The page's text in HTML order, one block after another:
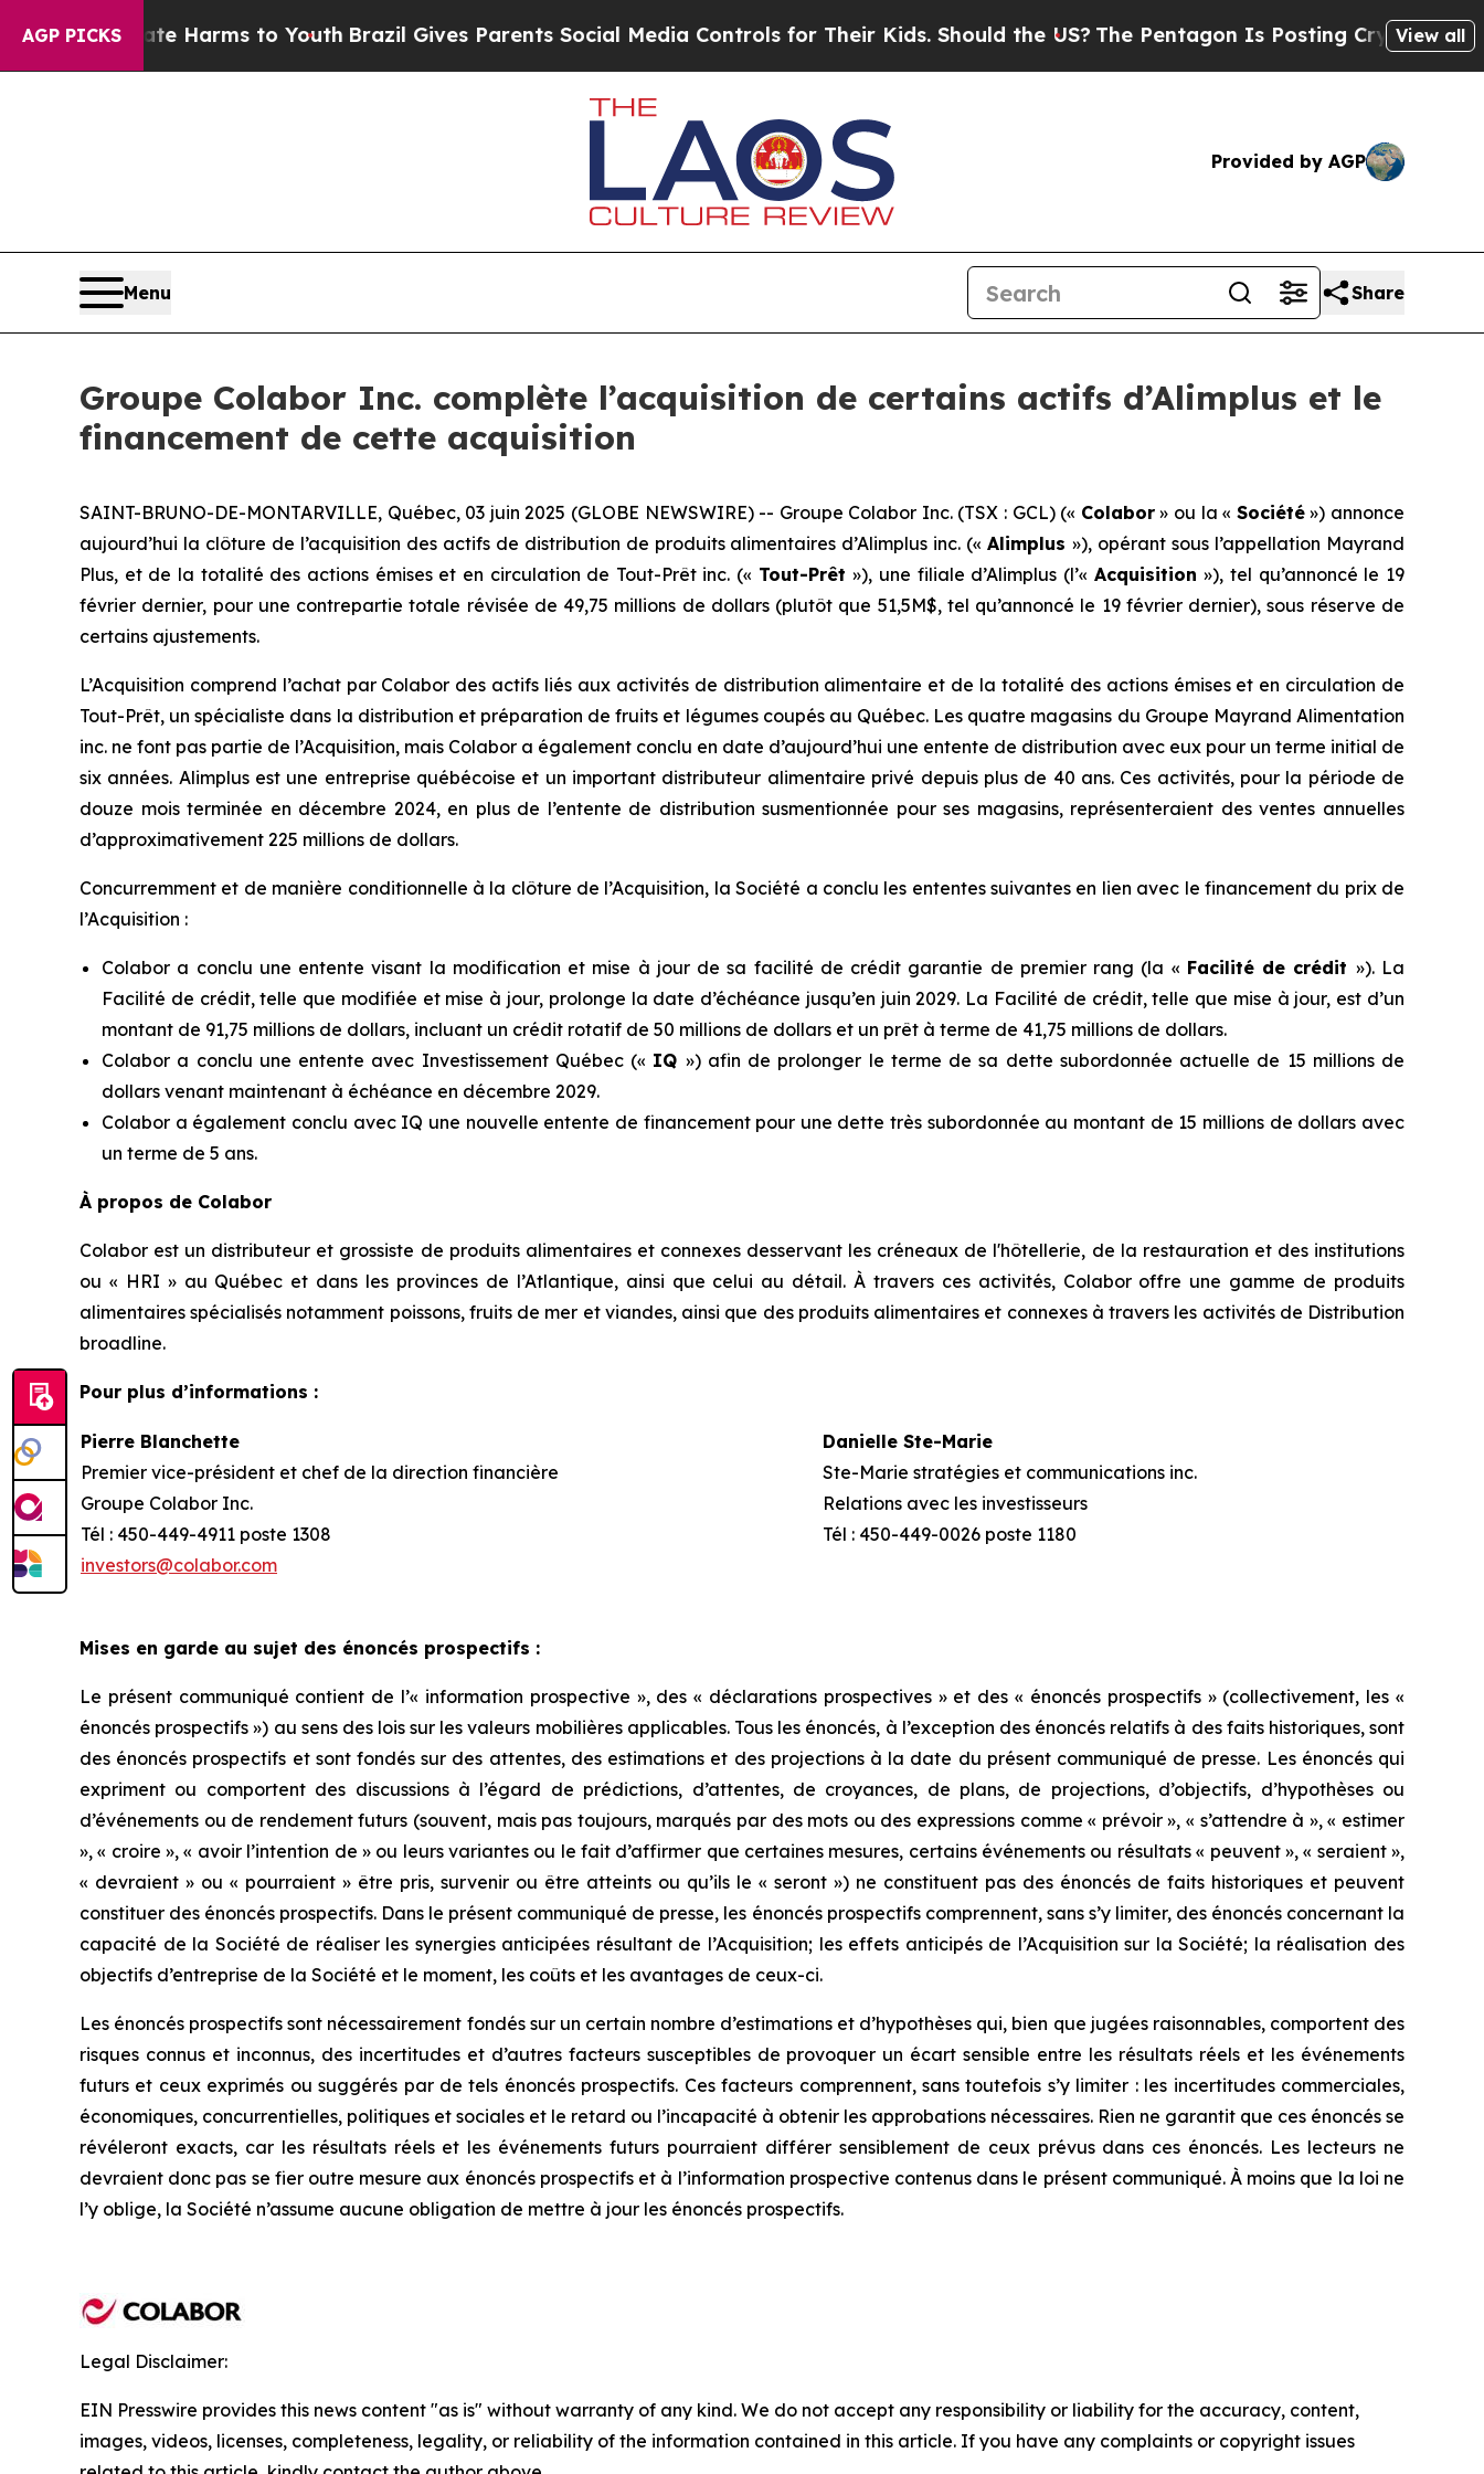
AGP PICKS
Abate Harms to Youth Brazil Gives Parents Social Media Controls for Their Kids. Should the US? The Pentagon Is Posting Cryptic BiblicalView all
Provided by AGP
Menu Share
Groupe Colabor Inc. complète l’acquisition de certains actifs d’Alimplus et le
financement de cette acquisition
SAINT-BRUNO-DE-MONTARVILLE, Québec, 03 juin 2025 (GLOBE NEWSWIRE) -- Groupe Colabor Inc. (TSX : GCL) (« Colabor» ou la « Société») annonce
aujourd’hui la clôture de l’acquisition des actifs de distribution de produits alimentaires d’Alimplus inc. («Alimplus»), opérant sous l’appellation Mayrand
Plus, et de la totalité des actions émises et en circulation de Tout-Prêt inc. (« Tout-Prêt»), une filiale d’Alimplus (l’« Acquisition»), tel qu’annoncé le 19
février dernier, pour une contrepartie totale révisée de 49,75 millions de dollars (plutôt que 51,5M$, tel qu’annoncé le 19 février dernier), sous réserve de
certains ajustements.
L’Acquisition comprend l’achat par Colabor des actifs liés aux activités de distribution alimentaire et de la totalité des actions émises et en circulation de
Tout-Prêt, un spécialiste dans la distribution et préparation de fruits et légumes coupés au Québec. Les quatre magasins du Groupe Mayrand Alimentation
inc. ne font pas partie de l’Acquisition, mais Colabor a également conclu en date d’aujourd’hui une entente de distribution avec eux pour un terme initial de
six années. Alimplus est une entreprise québécoise et un important distributeur alimentaire privé depuis plus de 40 ans. Ces activités, pour la période de
douze mois terminée en décembre 2024, en plus de l’entente de distribution susmentionnée pour ses magasins, représenteraient des ventes annuelles
d’approximativement 225 millions de dollars.
Concurremment et de manière conditionnelle à la clôture de l’Acquisition, la Société a conclu les ententes suivantes en lien avec le financement du prix de
l’Acquisition :
Colabor a conclu une entente visant la modification et mise à jour de sa facilité de crédit garantie de premier rang (la « Facilité de crédit »). La
Facilité de crédit, telle que modifiée et mise à jour, prolonge la date d’échéance jusqu’en juin 2029. La Facilité de crédit, telle que mise à jour, est d’un
montant de 91,75 millions de dollars, incluant un crédit rotatif de 50 millions de dollars et un prêt à terme de 41,75 millions de dollars.
Colabor a conclu une entente avec Investissement Québec (« IQ ») afin de prolonger le terme de sa dette subordonnée actuelle de 15 millions de
dollars venant maintenant à échéance en décembre 2029.
Colabor a également conclu avec IQ une nouvelle entente de financement pour une dette très subordonnée au montant de 15 millions de dollars avec
un terme de 5 ans.
À propos de Colabor
Colabor est un distributeur et grossiste de produits alimentaires et connexes desservant les créneaux de l'hôtellerie, de la restauration et des institutions
ou « HRI » au Québec et dans les provinces de l’Atlantique, ainsi que celui au détail. À travers ces activités, Colabor offre une gamme de produits
alimentaires spécialisés notamment poissons, fruits de mer et viandes, ainsi que des produits alimentaires et connexes à travers les activités de Distribution
broadline.
Pour plus d’informations :
Pierre Blanchette
Premier vice-président et chef de la direction financière
Groupe Colabor Inc.
Tél : 450-449-4911 poste 1308
investors@colabor.com
Danielle Ste-Marie
Ste-Marie stratégies et communications inc.
Relations avec les investisseurs
Tél : 450-449-0026 poste 1180
Mises en garde au sujet des énoncés prospectifs :
Le présent communiqué contient de l’« information prospective », des « déclarations prospectives » et des « énoncés prospectifs » (collectivement, les «
énoncés prospectifs ») au sens des lois sur les valeurs mobilières applicables. Tous les énoncés, à l’exception des énoncés relatifs à des faits historiques, sont
des énoncés prospectifs et sont fondés sur des attentes, des estimations et des projections à la date du présent communiqué de presse. Les énoncés qui
expriment ou comportent des discussions à l’égard de prédictions, d’attentes, de croyances, de plans, de projections, d’objectifs, d’hypothèses ou
d’événements ou de rendement futurs (souvent, mais pas toujours, marqués par des mots ou des expressions comme « prévoir », « s’attendre à », « estimer
», « croire », « avoir l’intention de » ou leurs variantes ou le fait d’affirmer que certaines mesures, certains événements ou résultats « peuvent », « seraient »,
« devraient » ou « pourraient » être pris, survenir ou être atteints ou qu’ils le « seront ») ne constituent pas des énoncés de faits historiques et peuvent
constituer des énoncés prospectifs. Dans le présent communiqué de presse, les énoncés prospectifs comprennent, sans s’y limiter, des énoncés concernant la
capacité de la Société de réaliser les synergies anticipées résultant de l’Acquisition; les effets anticipés de l’Acquisition sur la Société; la réalisation des
objectifs d’entreprise de la Société et le moment, les coûts et les avantages de ceux-ci.
Les énoncés prospectifs sont nécessairement fondés sur un certain nombre d’estimations et d’hypothèses qui, bien que jugées raisonnables, comportent des
risques connus et inconnus, des incertitudes et d’autres facteurs susceptibles de provoquer un écart sensible entre les résultats réels et les événements
futurs et ceux exprimés ou suggérés par de tels énoncés prospectifs. Ces facteurs comprennent, sans toutefois s’y limiter : les incertitudes commerciales,
économiques, concurrentielles, politiques et sociales et le retard ou l’incapacité à obtenir les approbations nécessaires. Rien ne garantit que ces énoncés se
révéleront exacts, car les résultats réels et les événements futurs pourraient différer sensiblement de ceux prévus dans ces énoncés. Les lecteurs ne
devraient donc pas se fier outre mesure aux énoncés prospectifs et à l’information prospective contenus dans le présent communiqué. À moins que la loi ne
l’y oblige, la Société n’assume aucune obligation de mettre à jour les énoncés prospectifs.
Legal Disclaimer:
EIN Presswire provides this news content "as is" without warranty of any kind. We do not accept any responsibility or liability for the accuracy, content,
images, videos, licenses, completeness, legality, or reliability of the information contained in this article. If you have any complaints or copyright issues